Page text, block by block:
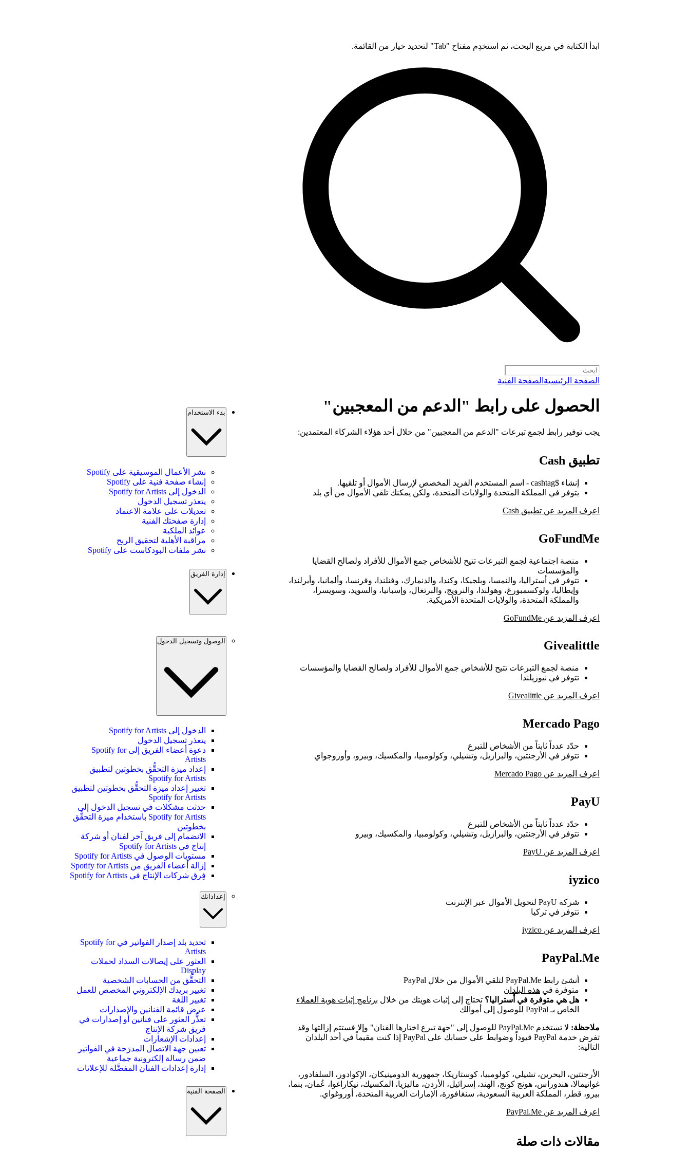
ابدأ الكتابة في مربع البحث، ثم استخدِم مفتاح "Tab" لتحديد خيار من القائمة.
الصفحة الرئيسية الصفحة الفنية
الحصول على رابط "الدعم من المعجبين"
يجب توفير رابط لجمع تبرعات "الدعم من المعجبين" من خلال أحد هؤلاء الشركاء المعتمدين:
تطبيق Cash
إنشاء $cashtag - اسم المستخدم الفريد المخصص لإرسال الأموال أو تلقيها.
يتوفر في المملكة المتحدة والولايات المتحدة، ولكن يمكنك تلقي الأموال من أي بلد
اعرف المزيد عن تطبيق Cash
GoFundMe
منصة اجتماعية لجمع التبرعات تتيح للأشخاص جمع الأموال للأفراد ولصالح القضايا
والمؤسسات
تتوفر في أستراليا، والنمسا، وبلجيكا، وكندا، والدنمارك، وفنلندا، وفرنسا، وألمانيا، وأيرلندا،
وإيطاليا، ولوكسمبورغ، وهولندا، والنرويج، والبرتغال، وإسبانيا، والسويد، وسويسرا،
والمملكة المتحدة، والولايات المتحدة الأمريكية.
اعرف المزيد عن GoFundMe
Givealittle
منصة لجمع التبرعات تتيح للأشخاص جمع الأموال للأفراد ولصالح القضايا والمؤسسات
تتوفر في نيوزيلندا
اعرف المزيد عن Givealittle
Mercado Pago
حدّد عدداً ثابتاً من الأشخاص للتبرع
تتوفر في الأرجنتين، والبرازيل، وتشيلي، وكولومبيا، والمكسيك، وبيرو، وأوروجواي
اعرف المزيد عن Mercado Pago
PayU
حدّد عدداً ثابتاً من الأشخاص للتبرع
تتوفر في الأرجنتين، والبرازيل، وتشيلي، وكولومبيا، والمكسيك، وبيرو
اعرف المزيد عن PayU
iyzico
شركة PayU لتحويل الأموال عبر الإنترنت
تتوفر في تركيا
اعرف المزيد عن iyzico
PayPal.Me
أنشئ رابط PayPal.Me لتلقي الأموال من خلال PayPal
متوفرة في هذه البلدان
هل هي متوفرة في أستراليا؟ تحتاج إلى إثبات هويتك من خلال برنامج إثبات هوية العملاء
الخاص بـ PayPal للوصول إلى أموالك
ملاحظة:
لا تستخدم PayPal.Me للوصول إلى "جهة تبرع اختارها الفنان" وإلا فستتم إزالتها وقد
تفرض خدمة PayPal قيوداً وضوابط على حسابك على PayPal إذا كنت مقيماً في أحد البلدان
التالية:
الأرجنتين، البحرين، تشيلي، كولومبيا، كوستاريكا، جمهورية الدومينيكان، الإكوادور، السلفادور،
غواتيمالا، هندوراس، هونج كونج، الهند، إسرائيل، الأردن، ماليزيا، المكسيك، نيكاراغوا، عُمان، بنما،
بيرو، قطر، المملكة العربية السعودية، سنغافورة، الإمارات العربية المتحدة، أوروغواي.
اعرف المزيد عن PayPal.Me
مقالات ذات صلة
بدء الاستخدام
نشر الأعمال الموسيقية على Spotify
إنشاء صفحة فنية على Spotify
الدخول إلى Spotify for Artists
يتعذر تسجيل الدخول
تعديلات على علامة الاعتماد
إدارة صفحتك الفنية
عوائد الملكية
مراقبة الأهلية لتحقيق الربح
نشر ملفات البودكاست على Spotify
إدارة الفريق
الوصول وتسجيل الدخول
الدخول إلى Spotify for Artists
يتعذر تسجيل الدخول
دعوة أعضاء الفريق إلى Spotify for
Artists
إعداد ميزة التحقُّق بخطوتين لتطبيق
Spotify for Artists
تغيير إعداد ميزة التحقُّق بخطوتين لتطبيق
Spotify for Artists
حدثت مشكلات في تسجيل الدخول إلى
Spotify for Artists باستخدام ميزة التحقُّق
بخطوتين
الانضمام إلى فريق آخر لفنان أو شركة
إنتاج في Spotify for Artists
مستويات الوصول في Spotify for Artists
إزالة أعضاء الفريق من Spotify for Artists
فِرق شركات الإنتاج في Spotify for Artists
إعداداتك
تحديد بلد إصدار الفواتير في Spotify for
Artists
العثور على إيصالات السداد لحملات
Display
التحقُّق من الحسابات الشخصية
تغيير بريدك الإلكتروني المخصص للعمل
تغيير اللغة
عرض قائمة الفنانين والإصدارات
تعذُّر العثور على فنانين أو إصدارات في
فريق شركة الإنتاج
إعدادات الإشعارات
تعيين جهة الاتصال المدرَجة في الفواتير
ضمن رسالة إلكترونية جماعية
إدارة إعدادات الفنان المفضَّلة للإعلانات
الصفحة الفنية